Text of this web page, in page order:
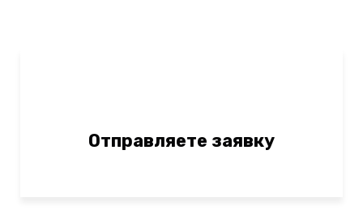
Отправляете заявку